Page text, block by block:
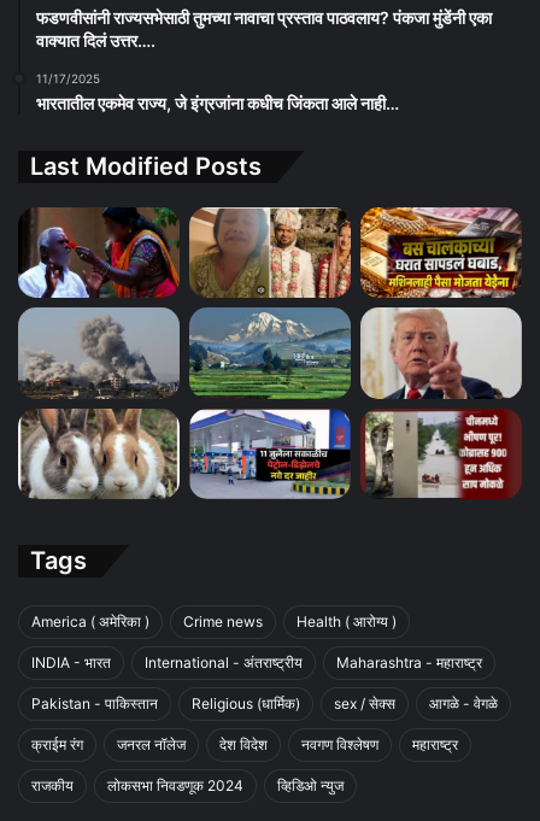
फडणवीसांनी राज्यसभेसाठी तुमच्या नावाचा प्रस्ताव पाठवलाय? पंकजा मुंडेंनी एका
वाक्यात दिलं उत्तर….
11/17/2025
भारतातील एकमेव राज्य, जे इंग्रजांना कधीच जिंकता आले नाही…
Last Modified Posts
Tags
America ( अमेरिका ) Crime news Health ( आरोग्य )
INDIA - भारत International - अंतराष्ट्रीय Maharashtra - महाराष्ट्र
Pakistan - पाकिस्तान Religious (धार्मिक) sex / सेक्स आगळे - वेगळे
क्राईम रंग जनरल नॉलेज देश विदेश नवगण विश्लेषण महाराष्ट्र
राजकीय लोकसभा निवडणूक 2024 व्हिडिओ न्युज